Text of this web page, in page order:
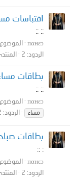
اقتباسات
:: ::
пαнεɔ الموضوع
الردود: 2
بطاقات مساء
:: ::
пαнεɔ الموضوع
مساء
الردود: 2
بطاقات
: ::
пαнεɔ الموضوع
الردود: 2